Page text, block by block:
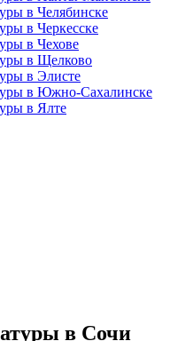
в Челябинске
в Черкесске
в Чехове
в Щелково
в Элисте
в Южно-Сахалинске
в Ялте
в Сочи